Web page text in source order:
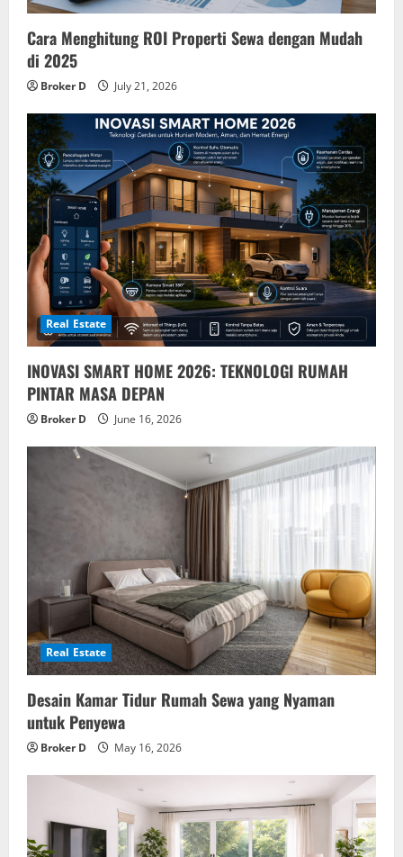
Cara Menghitung ROI Properti Sewa dengan Mudah
di 2025
Broker D July 21, 2026
Real Estate
INOVASI SMART HOME 2026: TEKNOLOGI RUMAH
PINTAR MASA DEPAN
Broker D June 16, 2026
Real Estate
Desain Kamar Tidur Rumah Sewa yang Nyaman
untuk Penyewa
Broker D May 16, 2026